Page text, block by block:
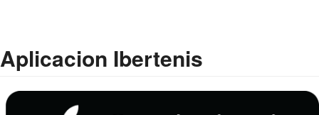
Aplicacion Ibertenis